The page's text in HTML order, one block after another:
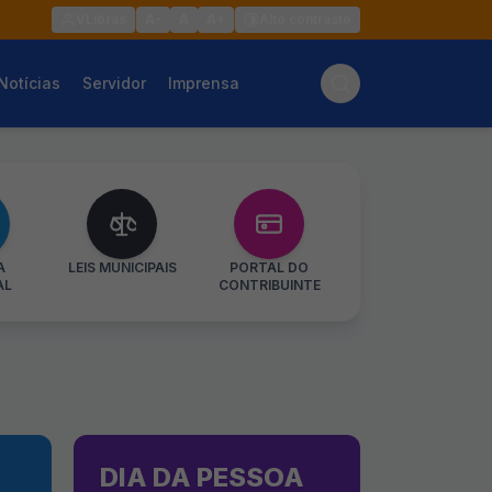
Servidor Imprensa
LEIS MUNICIPAIS
PORTAL DO
CONTRIBUINTE
DIA DA PESSOA